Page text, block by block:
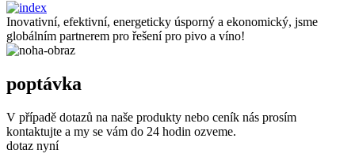
Inovativní, efektivní, energeticky úsporný a ekonomický, jsme
globálním partnerem pro řešení pro pivo a víno!
poptávka
V případě dotazů na naše produkty nebo ceník nás prosím
kontaktujte a my se vám do 24 hodin ozveme.
dotaz nyní